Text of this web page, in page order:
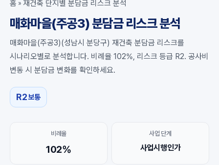
홈 » 재건축 단지별 분담금 리스크 분석
매화마을(주공3) 분담금 리스크 분석
매화마을(주공3)(성남시 분당구) 재건축 분담금 리스크를
시나리오별로 분석합니다. 비례율 102%, 리스크 등급 R2. 공사비
변동 시 분담금 변화를 확인하세요.
R2보통
비례율
102%
사업 단계
사업시행인가